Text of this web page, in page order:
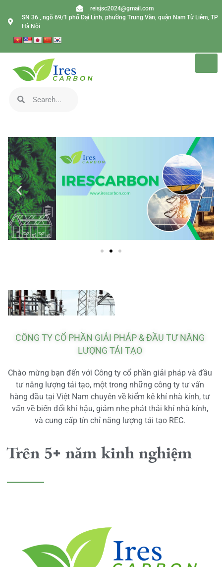
reisjsc2024@gmail.com
SN 36 , ngõ 69/1 phố Đại Linh, phường Trung Văn, quận Nam Từ Liêm, TP
Hà Nội
CÔNG TY CỔ PHẦN GIẢI PHÁP & ĐẦU TƯ NĂNG
LƯỢNG TÁI TẠO
Chào mừng bạn đến với Công ty cổ phần giải pháp và đầu
tư năng lượng tái tạo, một trong những công ty tư vấn
hàng đầu tại Việt Nam chuyên về kiểm kê khí nhà kính, tư
vấn về biến đổi khí hậu, giảm nhẹ phát thải khí nhà kính,
và cung cấp tín chỉ năng lượng tái tạo REC.
Trên 5+ năm kinh nghiệm